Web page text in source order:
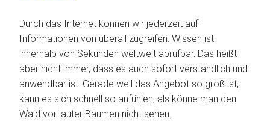
Durch das Internet können wir jederzeit auf
Informationen von überall zugreifen. Wissen ist
innerhalb von Sekunden weltweit abrufbar. Das heißt
aber nicht immer, dass es auch sofort verständlich und
anwendbar ist. Gerade weil das Angebot so groß ist,
kann es sich schnell so anfühlen, als könne man den
Wald vor lauter Bäumen nicht sehen.